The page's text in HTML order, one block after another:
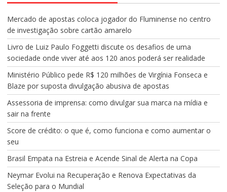
Mercado de apostas coloca jogador do Fluminense no centro
de investigação sobre cartão amarelo
Livro de Luiz Paulo Foggetti discute os desafios de uma
sociedade onde viver até aos 120 anos poderá ser realidade
Ministério Público pede R$ 120 milhões de Virgínia Fonseca e
Blaze por suposta divulgação abusiva de apostas
Assessoria de imprensa: como divulgar sua marca na mídia e
sair na frente
Score de crédito: o que é, como funciona e como aumentar o
seu
Brasil Empata na Estreia e Acende Sinal de Alerta na Copa
Neymar Evolui na Recuperação e Renova Expectativas da
Seleção para o Mundial